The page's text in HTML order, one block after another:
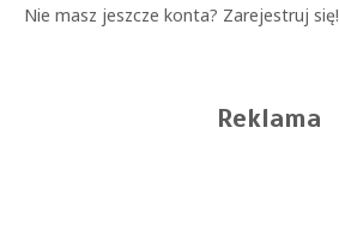
Nie masz jeszcze konta? Zarejestruj się!
Reklama